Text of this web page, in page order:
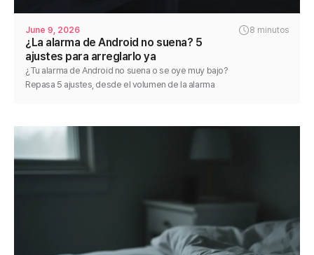
June 9, 2026 8 minutos
¿La alarma de Android no suena? 5
ajustes para arreglarlo ya
¿Tu alarma de Android no suena o se oye muy bajo?
Repasa 5 ajustes, desde el volumen de la alarma